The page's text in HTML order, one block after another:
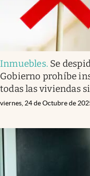
Inmuebles. Se
Gobierno prohíbe
todas las viviendas
viernes, 24 de Octubre de